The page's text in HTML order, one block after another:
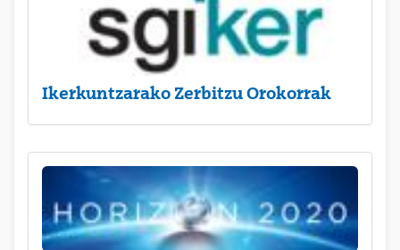
Ikerkuntzarako Zerbitzu Orokorrak